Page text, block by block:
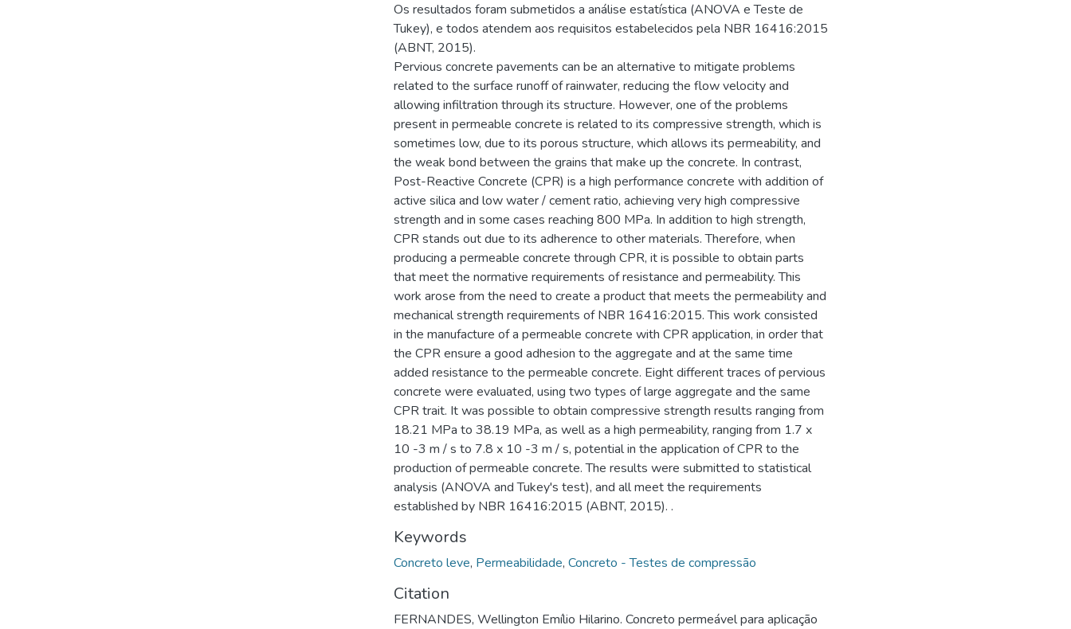
Os resultados foram submetidos a análise estatística (ANOVA e Teste de
Tukey), e todos atendem aos requisitos estabelecidos pela NBR 16416:2015
(ABNT, 2015).
Pervious concrete pavements can be an alternative to mitigate problems
related to the surface runoff of rainwater, reducing the flow velocity and
allowing infiltration through its structure. However, one of the problems
present in permeable concrete is related to its compressive strength, which is
sometimes low, due to its porous structure, which allows its permeability, and
the weak bond between the grains that make up the concrete. In contrast,
Post-Reactive Concrete (CPR) is a high performance concrete with addition of
active silica and low water / cement ratio, achieving very high compressive
strength and in some cases reaching 800 MPa. In addition to high strength,
CPR stands out due to its adherence to other materials. Therefore, when
producing a permeable concrete through CPR, it is possible to obtain parts
that meet the normative requirements of resistance and permeability. This
work arose from the need to create a product that meets the permeability and
mechanical strength requirements of NBR 16416:2015. This work consisted
in the manufacture of a permeable concrete with CPR application, in order that
the CPR ensure a good adhesion to the aggregate and at the same time
added resistance to the permeable concrete. Eight different traces of pervious
concrete were evaluated, using two types of large aggregate and the same
CPR trait. It was possible to obtain compressive strength results ranging from
18.21 MPa to 38.19 MPa, as well as a high permeability, ranging from 1.7 x
10 -3 m / s to 7.8 x 10 -3 m / s, potential in the application of CPR to the
production of permeable concrete. The results were submitted to statistical
analysis (ANOVA and Tukey's test), and all meet the requirements
established by NBR 16416:2015 (ABNT, 2015). .
Keywords
Concreto leve, Permeabilidade, Concreto - Testes de compressão
Citation
FERNANDES, Wellington Emílio Hilarino. Concreto permeável para aplicação